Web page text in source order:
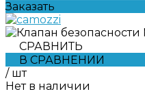
Заказать
СРАВНИТЬ
В СРАВНЕНИИ
/ шт
Нет в наличии